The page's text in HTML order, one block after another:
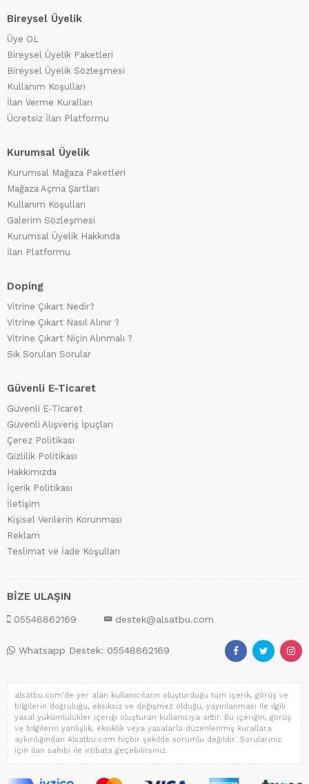
Bireysel Üyelik
Üye OL
Bireysel Üyelik Paketleri
Bireysel Üyelik Sözleşmesi
Kullanım Koşulları
İlan Verme Kuralları
Ücretsiz İlan Platformu
Kurumsal Üyelik
Kurumsal Mağaza Paketleri
Mağaza Açma Şartları
Kullanım Koşulları
Galerim Sözleşmesi
Kurumsal Üyelik Hakkında
İlan Platformu
Doping
Vitrine Çıkart Nedir?
Vitrine Çıkart Nasıl Alınır ?
Vitrine Çıkart Niçin Alınmalı ?
Sık Sorulan Sorular
Güvenli E-Ticaret
Güvenli E-Ticaret
Güvenli Alışveriş İpuçları
Çerez Politikası
Gizlilik Politikası
Hakkımızda
İçerik Politikası
İletişim
Kişisel Verilerin Korunması
Reklam
Teslimat ve İade Koşulları
BİZE ULAŞIN
05548862169 destek@alsatbu.com
Whatsapp Destek: 05548862169
alsatbu.com'de yer alan kullanıcıların oluşturduğu tüm içerik, görüş ve
bilgilerin doğruluğu, eksiksiz ve değişmez olduğu, yayınlanması ile ilgili
yasal yükümlülükler içeriği oluşturan kullanıcıya aittir. Bu içeriğin, görüş
ve bilgilerin yanlışlık, eksiklik veya yasalarla düzenlenmiş kurallara
aykırılığından Alsatbu.com hiçbir şekilde sorumlu değildir. Sorularınız
için ilan sahibi ile irtibata geçebilirsiniz.